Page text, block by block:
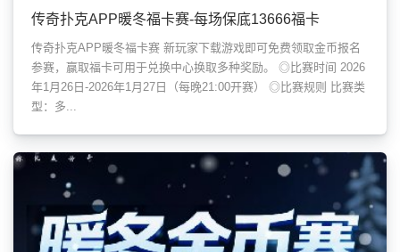
传奇扑克APP暖冬福卡赛-每场保底13666福卡
传奇扑克APP暖冬福卡赛 新玩家下载游戏即可免费领取金币报名
参赛，赢取福卡可用于兑换中心换取多种奖励。 ◎比赛时间 2026
年1月26日-2026年1月27日（每晚21:00开赛） ◎比赛规则 比赛类
型：多...